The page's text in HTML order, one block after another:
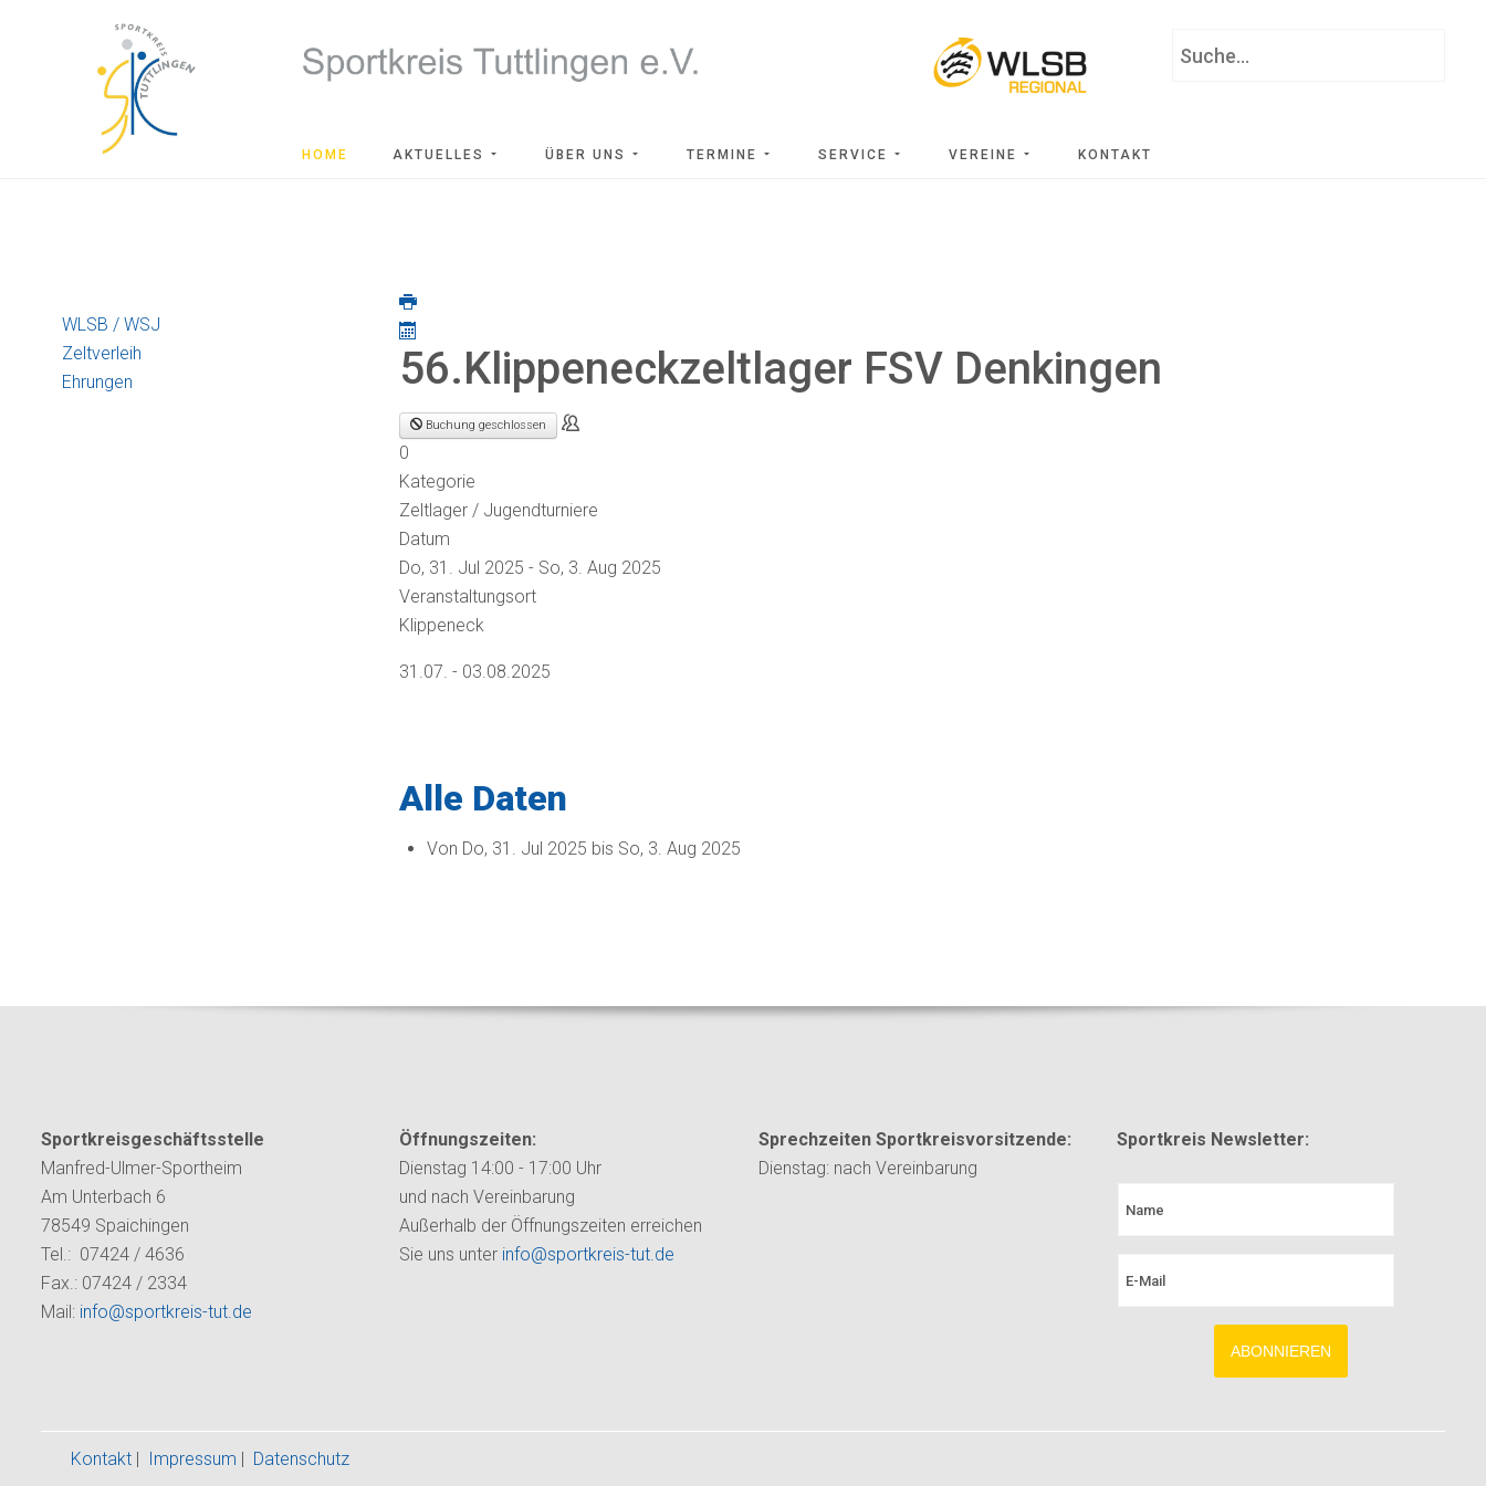
Suchen
HOME AKTUELLES ÜBER UNS TERMINE SERVICE VEREINE KONTAKT
WLSB / WSJ
Zeltverleih
Ehrungen
56.Klippeneckzeltlager FSV Denkingen
Buchung geschlossen
0
Kategorie
Zeltlager / Jugendturniere
Datum
Do, 31. Jul 2025 - So, 3. Aug 2025
Veranstaltungsort
Klippeneck
31.07. - 03.08.2025
Alle Daten
Von Do, 31. Jul 2025 bis So, 3. Aug 2025
Sportkreisgeschäftsstelle
Manfred-Ulmer-Sportheim
Am Unterbach 6
78549 Spaichingen
Tel.: 07424 / 4636
Fax.: 07424 / 2334
Mail: info@sportkreis-tut.de
Öffnungszeiten:
Dienstag 14:00 - 17:00 Uhr
und nach Vereinbarung
Außerhalb der Öffnungszeiten erreichen
Sie uns unter info@sportkreis-tut.de
Sprechzeiten Sportkreisvorsitzende:
Dienstag: nach Vereinbarung
Sportkreis Newsletter:
Kontakt | Impressum | Datenschutz